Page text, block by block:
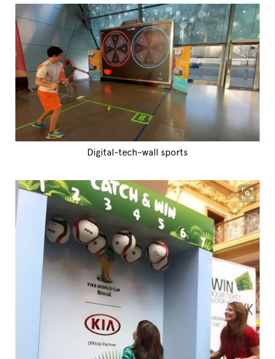
Digital-tech-wall sports